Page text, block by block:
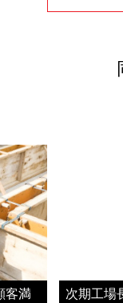
客満
次期工場